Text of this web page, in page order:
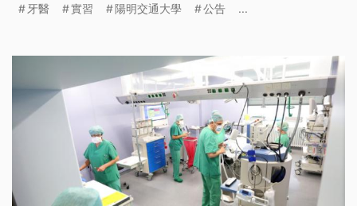
告的50名外。衛福部則重申，近期將公布《醫師法施
等學歷資格予以排除。
牙醫 實習 陽明交通大學 公告 ...